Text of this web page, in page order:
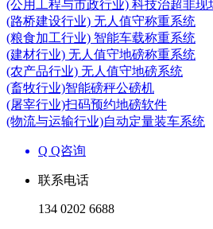
(公用工程与市政行业) 科技治超非现
(路桥建设行业) 无人值守称重系统
(粮食加工行业) 智能车载称重系统
(建材行业) 无人值守地磅称重系统
(农产品行业) 无人值守地磅系统
(畜牧行业)智能磅秤公磅机
(屠宰行业)扫码预约地磅软件
(物流与运输行业)自动定量装车系统
Q Q咨询
联系电话
134 0202 6688